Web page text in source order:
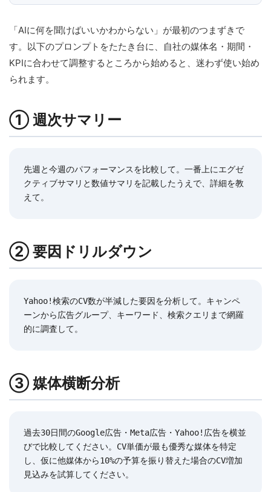
「AIに何を聞けばいいかわからない」が最初のつまずきで
す。以下のプロンプトをたたき台に、自社の媒体名・期間・
KPIに合わせて調整するところから始めると、迷わず使い始め
られます。
① 週次サマリー
先週と今週のパフォーマンスを比較して。一番上にエグゼ
クティブサマリと数値サマリを記載したうえで、詳細を教
えて。
② 要因ドリルダウン
Yahoo!検索のCV数が半減した要因を分析して。キャンペ
ーンから広告グループ、キーワード、検索クエリまで網羅
的に調査して。
③ 媒体横断分析
過去30日間のGoogle広告・Meta広告・Yahoo!広告を横並
びで比較してください。CV単価が最も優秀な媒体を特定
し、仮に他媒体から10%の予算を振り替えた場合のCV増加
見込みを試算してください。